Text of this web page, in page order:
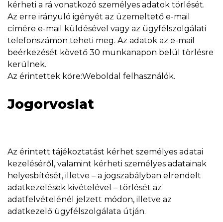
kérheti a rá vonatkozó személyes adatok törlését.
Az erre irányuló igényét az üzemeltető e-mail
címére e-mail küldésével vagy az ügyfélszolgálati
telefonszámon teheti meg. Az adatok az e-mail
beérkezését követő 30 munkanapon belül törlésre
kerülnek.
Az érintettek köre:Weboldal felhasználók.
Jogorvoslat
Az érintett tájékoztatást kérhet személyes adatai
kezeléséről, valamint kérheti személyes adatainak
helyesbítését, illetve – a jogszabályban elrendelt
adatkezelések kivételével – törlését az
adatfelvételénél jelzett módon, illetve az
adatkezelő ügyfélszolgálata útján.